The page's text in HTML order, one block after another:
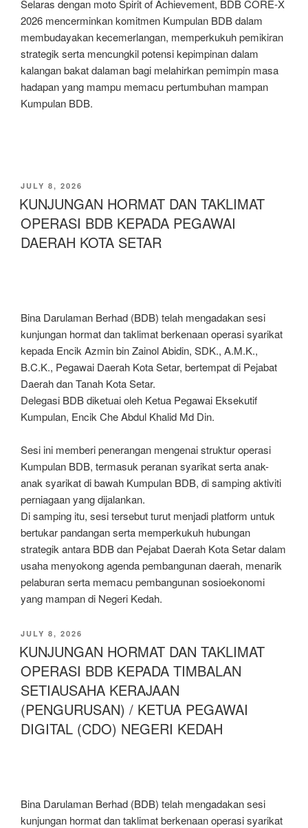
Selaras dengan moto Spirit of Achievement, BDB CORE-X
2026 mencerminkan komitmen Kumpulan BDB dalam
membudayakan kecemerlangan, memperkukuh pemikiran
strategik serta mencungkil potensi kepimpinan dalam
kalangan bakat dalaman bagi melahirkan pemimpin masa
hadapan yang mampu memacu pertumbuhan mampan
Kumpulan BDB.
JULY 8, 2026
KUNJUNGAN HORMAT DAN TAKLIMAT
OPERASI BDB KEPADA PEGAWAI
DAERAH KOTA SETAR
Bina Darulaman Berhad (BDB) telah mengadakan sesi
kunjungan hormat dan taklimat berkenaan operasi syarikat
kepada Encik Azmin bin Zainol Abidin, SDK., A.M.K.,
B.C.K., Pegawai Daerah Kota Setar, bertempat di Pejabat
Daerah dan Tanah Kota Setar.
Delegasi BDB diketuai oleh Ketua Pegawai Eksekutif
Kumpulan, Encik Che Abdul Khalid Md Din.
Sesi ini memberi penerangan mengenai struktur operasi
Kumpulan BDB, termasuk peranan syarikat serta anak-
anak syarikat di bawah Kumpulan BDB, di samping aktiviti
perniagaan yang dijalankan.
Di samping itu, sesi tersebut turut menjadi platform untuk
bertukar pandangan serta memperkukuh hubungan
strategik antara BDB dan Pejabat Daerah Kota Setar dalam
usaha menyokong agenda pembangunan daerah, menarik
pelaburan serta memacu pembangunan sosioekonomi
yang mampan di Negeri Kedah.
JULY 8, 2026
KUNJUNGAN HORMAT DAN TAKLIMAT
OPERASI BDB KEPADA TIMBALAN
SETIAUSAHA KERAJAAN
(PENGURUSAN) / KETUA PEGAWAI
DIGITAL (CDO) NEGERI KEDAH
Bina Darulaman Berhad (BDB) telah mengadakan sesi
kunjungan hormat dan taklimat berkenaan operasi syarikat